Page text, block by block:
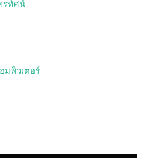
รทัศน์
มพิวเตอร์